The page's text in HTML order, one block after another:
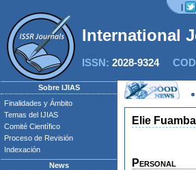
|
International
ISSN: 2028-9324
Sobre IJIAS
Finalidades y Ámbito
Temas del IJIAS
Comité Científico
Proceso de Revisión
Indexación
News
Elie
Personal